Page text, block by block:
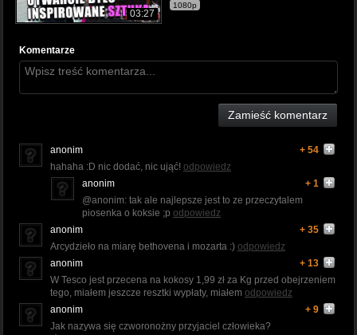
03:27
1080p
Komentarze
Zamieść komentarz
anonim
+ 54
hahaha :D nic dodać, nic ująć! odpowiedz
anonim
+ 1
@anonim: tak ale najlepsze jest to ze przeczytalem
piosenka o koksie ;p odpowiedz
anonim
+ 35
Arcydzieło na miarę bethovena i mozarta :) odpowiedz
anonim
+ 13
W Tesco jest przecena na kokosy 1,99 zł za Kg przed obejrzeniem
tego, miałem jeszcze resztki wypłaty, miałem odpowiedz
anonim
+ 9
Jak nazywa się czworonożny przyjaciel człowieka?